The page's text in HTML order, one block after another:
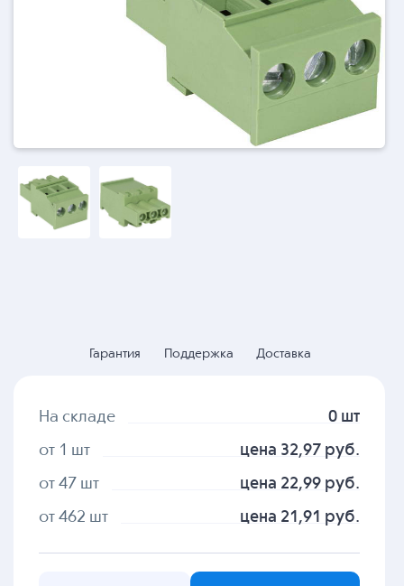
Гарантия Поддержка Доставка
На складе 0 шт
от 1 шт цена 32,97 руб.
от 47 шт цена 22,99 руб.
от 462 шт цена 21,91 руб.